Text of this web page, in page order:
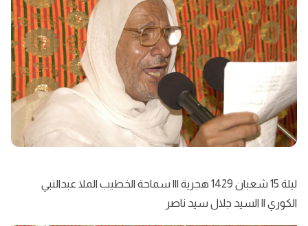
ليلة 15 شعبان 1429 هجرية ||| سماحة الخطيب الملا عبدالنبي
الكوري || السيد جلال سيد ناصر